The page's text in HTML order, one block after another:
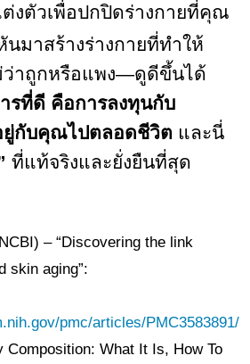
งตัวเพื่อปกปิดร่างกายที่คุณ
มาสร้างร่างกายที่ทำให้
าถูกหรือแพง—ดูดีขึ้นได้
รที่ดี คือการลงทุนกับ
ยู่กับคุณไปตลอดชีวิต และนี่
ที่แท้จริงและยั่งยืนที่สุด
– “Discovering the link
skin aging”:
pmc/articles/PMC3583891/
Composition: What It Is, How To